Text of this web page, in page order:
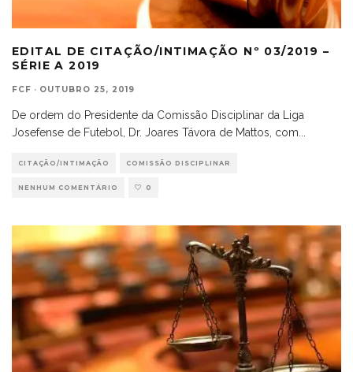
EDITAL DE CITAÇÃO/INTIMAÇÃO Nº 03/2019 –
SÉRIE A 2019
FCF · OUTUBRO 25, 2019
De ordem do Presidente da Comissão Disciplinar da Liga
Josefense de Futebol, Dr. Joares Távora de Mattos, com
CITAÇÃO/INTIMAÇÃO COMISSÃO DISCIPLINAR
NENHUM COMENTÁRIO 0